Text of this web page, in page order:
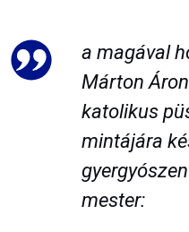
a magával
Márton
katolikus
mintájára
mester: